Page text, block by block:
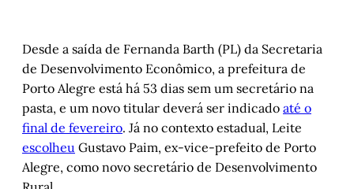
Desde a saída de Fernanda Barth (PL) da Secretaria
de Desenvolvimento Econômico, a prefeitura de
Porto Alegre está há 53 dias sem um secretário na
pasta, e um novo titular deverá ser indicado até o
final de fevereiro. Já no contexto estadual, Leite
escolheu Gustavo Paim, ex-vice-prefeito de Porto
Alegre, como novo secretário de Desenvolvimento